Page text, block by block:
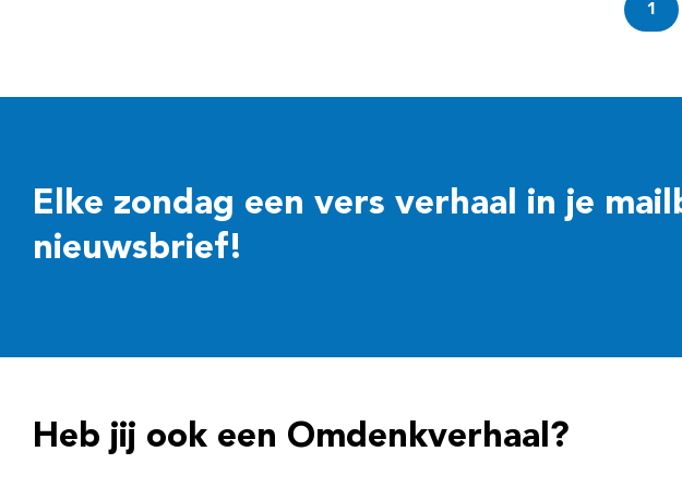
1
Elke zondag een vers verhaal in je
nieuwsbrief!
Heb jij ook een Omdenkverhaal?